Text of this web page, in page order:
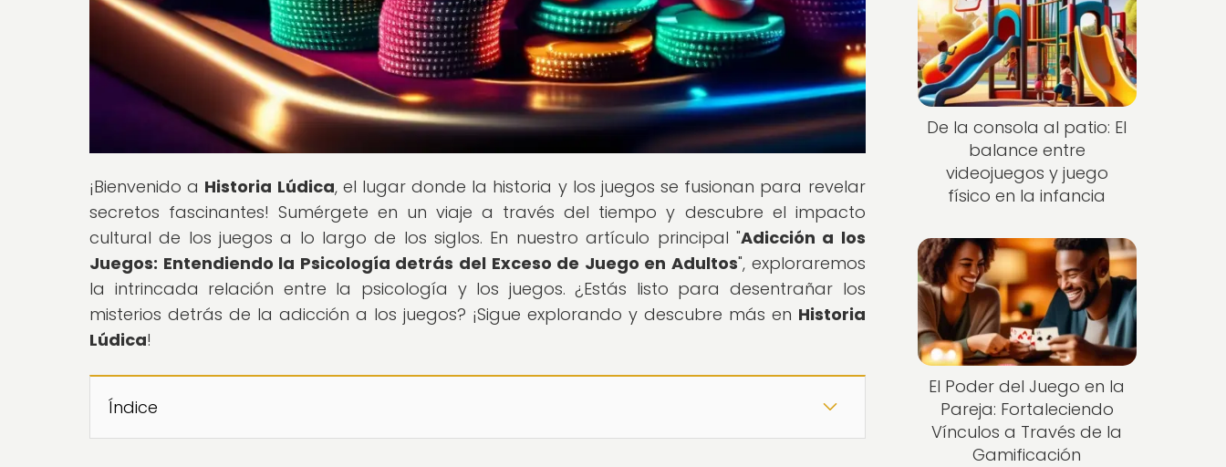
¡Bienvenido a Historia Lúdica, el lugar donde la historia y los juegos se fusionan para revelar
secretos fascinantes! Sumérgete en un viaje a través del tiempo y descubre el impacto
cultural de los juegos a lo largo de los siglos. En nuestro artículo principal "Adicción a los
Juegos: Entendiendo la Psicología detrás del Exceso de Juego en Adultos", exploraremos
la intrincada relación entre la psicología y los juegos. ¿Estás listo para desentrañar los
misterios detrás de la adicción a los juegos? ¡Sigue explorando y descubre más en Historia
Lúdica!
Índice
De la consola al patio: El
balance entre
videojuegos y juego
físico en la infancia
El Poder del Juego en la
Pareja: Fortaleciendo
Vínculos a Través de la
Gamificación